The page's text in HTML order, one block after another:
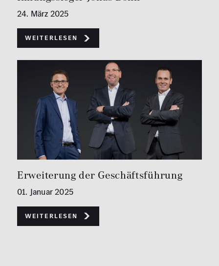
24. März 2025
weiterlesen
Erweiterung der Geschäftsführung
01. Januar 2025
weiterlesen